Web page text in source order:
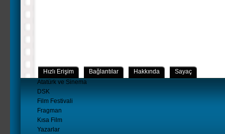
Hızlı Erişim Bağlantılar Hakkında
Sayaç
Atatürk ve Sinema
DSK
Film Festivali
Fragman
Kısa Film
Yazarlar